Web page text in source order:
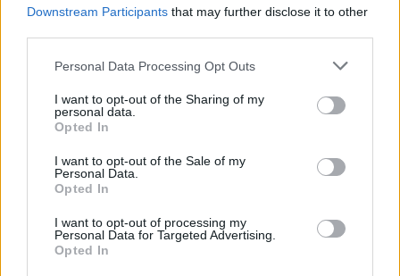
Downstream Participants that may further disclose it to other
Please note that this website/app uses one or more Google
not limited to your visit or usage behaviour. You may click to
grant or deny consent to Google and its third-party tags to
use your data for below specified purposes in below Google
consent section.
Personal Data Processing Opt Outs
I want to opt-out of the Sharing of my
personal data.
Opted In
I want to opt-out of the Sale of my
Personal Data.
Opted In
I want to opt-out of processing my
Personal Data for Targeted Advertising.
Opted In
segélyszervezetekhez kerül.
A program több helyszínről jelentkezett, New
Clooney, Haitin a CNN riportere, Anderson
Cooper, Londonban Madonna vezette az
amerikai televíziós csatorna, valamint a
YouTube, a MySpace és az AOL közösségi
One Haiti rádióállomást hallgatva
követhették figyelemmel.